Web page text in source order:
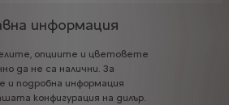
информация
опциите и цветовете
да не са налични. За
и подробна информация
конфигурация на дилър.